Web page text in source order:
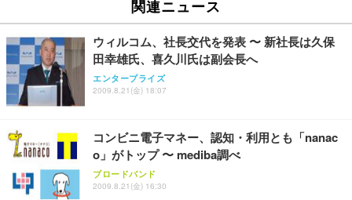
Sezlife オフィスチェア デスクチェア 疲れない テレ
ワーク チェア 強化バックレスト 30度ロッキング機
能 人間工学 椅子 腰サポート 90度跳ね上げ式アーム
レスト 3Dヘッドレスト ハンガー付き 高反発クッシ
ョン PCチェア 通気性メッシュ ゲーミング/勉強/事
務用 おしゃれ パソコンチェア (ブラック)
￥7,680
ワーク チェア 強化バックレスト 30度ロッキング機
能 人間工学 椅子 腰サポート 90度跳ね上げ式アーム
レスト 3Dヘッドレスト ハンガー付き 高反発クッシ
ョン PCチェア 通気性メッシュ ゲーミング/勉強/事
務用 おしゃれ パソコンチェア (ホワイト)
￥7,680
【純正品】27"ゲーミングモニター DualSense 充電
フック付き（CFI-ZDM1J）
￥49,979
ー フルHD（1920×1080）VA 非光沢 HDMI/DisplayP
ort/VGA スピーカー内蔵 高さ調整 スイベル VESA対
応 ComfortView ビジネス向け
￥15,800
ネオ・ルーライフ ネオ・オムツ L 中型犬用 26枚入
り 単品
￥1,800
限定】 Smart Basic アイリスオーヤマ ペットシーツ
超厚型 お徳用 ワイド 100枚入 (x 1) (ケース販売)
￥3,670
関連ニュース
ウィルコム、社長交代を発表 〜 新社長は久保
田幸雄氏、喜久川氏は副会長へ
エンタープライズ
2009.8.21(金) 18:07
コンビニ電子マネー、認知・利用とも「nanac
o」がトップ 〜 mediba調べ
ブロードバンド
2009.8.21(金) 16:30